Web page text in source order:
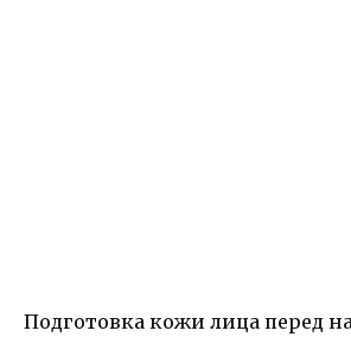
Подготовка кожи лица перед